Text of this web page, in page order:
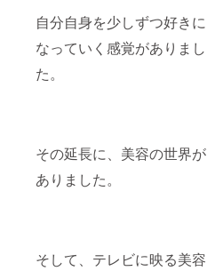
自分自身を少しずつ好きに
なっていく感覚がありまし
た。
その延長に、美容の世界が
ありました。
そして、テレビに映る美容